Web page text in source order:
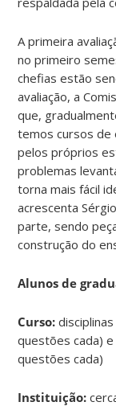
A primeira
no primeiro
chefias estão
avaliação, a
que,
temos cursos de
pelos próprios
problemas
torna mais fácil
acrescenta
parte, sendo
construção do
Alunos de
Curso:
questões cada)
questões cada)
Instituição: